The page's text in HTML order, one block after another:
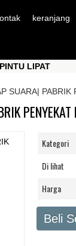
keranjang
SUARA|
Kategori
Di lihat
Harga
Beli